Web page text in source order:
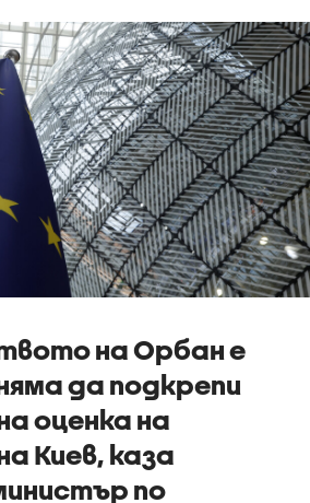
на Орбан е
да подкрепи
оценка на
Киев, каза
по